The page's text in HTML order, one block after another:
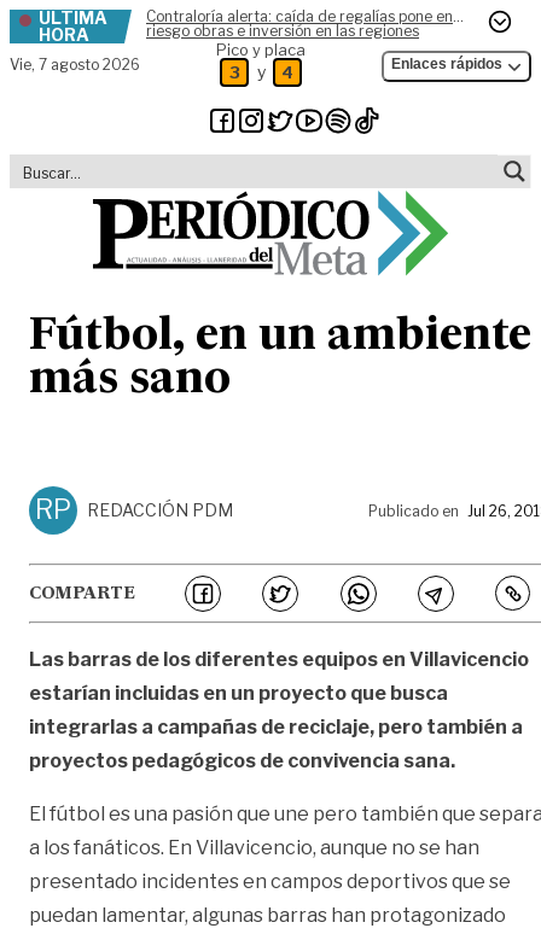
Skip to content
ÚLTIMA
HORA
Contraloría alerta: caída de regalías pone en
riesgo obras e inversión en las regiones
Vie, 7 agosto 2026
Pico y placa
3 y 4 Enlaces rápidos
Fútbol, en un ambiente
más sano
RP REDACCIÓN PDM Publicado en Jul 26,
COMPARTE
Las barras de los diferentes equipos en Villavicencio
estarían incluidas en un proyecto que busca
integrarlas a campañas de reciclaje, pero también a
proyectos pedagógicos de convivencia sana.
El fútbol es una pasión que une pero también que
a los fanáticos. En Villavicencio, aunque no se han
presentado incidentes en campos deportivos que se
puedan lamentar, algunas barras han protagonizado